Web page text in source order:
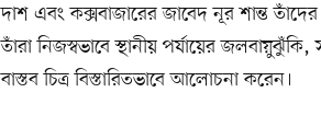
দাশ এবং কক্সবাজারের জাবেদ নূর শান্ত
তাঁরা নিজস্বভাবে স্থানীয় পর্যায়ের
বাস্তব চিত্র বিস্তারিতভাবে আলোচনা করেন।